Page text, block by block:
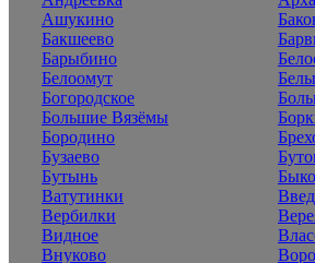
Ашукино
Бакшеево
Барыбино
Белоомут
Богородское
Большие Вязёмы
Бородино
Бузаево
Бутынь
Ватутинки
Вербилки
Видное
Внуково